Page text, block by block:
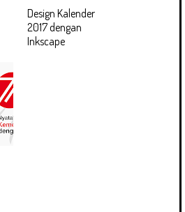
Design Kalender
2017 dengan
Inkscape